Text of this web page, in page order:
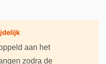
aan het
zodra de